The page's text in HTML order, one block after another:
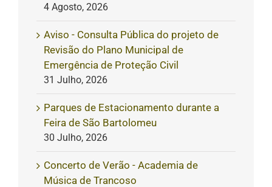
4 Agosto, 2026
Aviso - Consulta Pública do projeto de
Revisão do Plano Municipal de
Emergência de Proteção Civil
31 Julho, 2026
Parques de Estacionamento durante a
Feira de São Bartolomeu
30 Julho, 2026
Concerto de Verão - Academia de
Música de Trancoso